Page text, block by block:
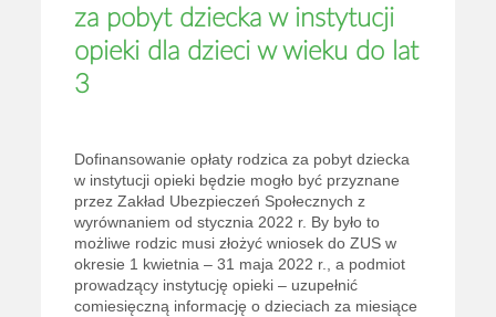
za pobyt dziecka w instytucji
opieki dla dzieci w wieku do lat
3
Dofinansowanie opłaty rodzica za pobyt dziecka
w instytucji opieki będzie mogło być przyznane
przez Zakład Ubezpieczeń Społecznych z
wyrównaniem od stycznia 2022 r. By było to
możliwe rodzic musi złożyć wniosek do ZUS w
okresie 1 kwietnia – 31 maja 2022 r., a podmiot
prowadzący instytucję opieki – uzupełnić
comiesięczną informację o dzieciach za miesiące